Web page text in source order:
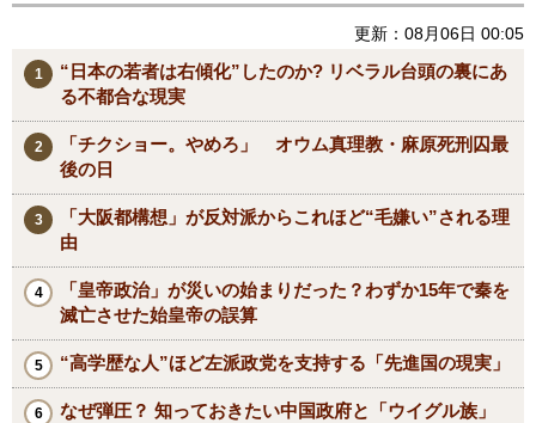
更新：08月06日 00:05
“日本の若者は右傾化”したのか? リベラル台頭の裏にあ
る不都合な現実
「チクショー。やめろ」 オウム真理教・麻原死刑囚最
後の日
「大阪都構想」が反対派からこれほど“毛嫌い”される理
由
「皇帝政治」が災いの始まりだった？わずか15年で秦を
滅亡させた始皇帝の誤算
“高学歴な人”ほど左派政党を支持する「先進国の現実」
なぜ弾圧？ 知っておきたい中国政府と「ウイグル族」